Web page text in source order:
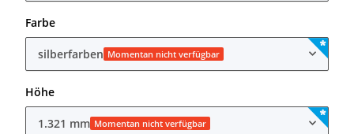
Farbe
silberfarben Momentan nicht verfügbar
Höhe
1.321 mm Momentan nicht verfügbar